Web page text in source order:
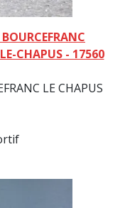
CHAPUS - 17560
LE CHAPUS